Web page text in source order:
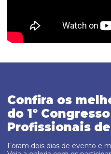
Confira os
do 1º
Profissionais de
Foram dois dias de evento e